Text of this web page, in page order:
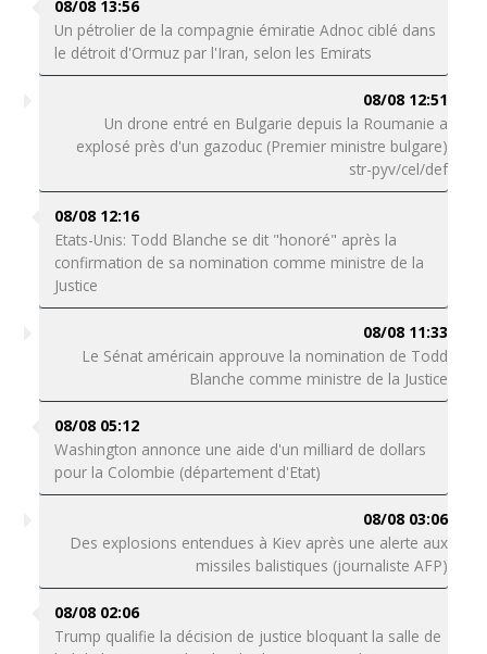
08/08 13:56
Un pétrolier de la compagnie émiratie Adnoc ciblé dans
le détroit d'Ormuz par l'Iran, selon les Emirats
08/08 12:51
Un drone entré en Bulgarie depuis la Roumanie a
explosé près d'un gazoduc (Premier ministre bulgare)
str-pyv/cel/def
08/08 12:16
Etats-Unis: Todd Blanche se dit "honoré" après la
confirmation de sa nomination comme ministre de la
Justice
08/08 11:33
Le Sénat américain approuve la nomination de Todd
Blanche comme ministre de la Justice
08/08 05:12
Washington annonce une aide d'un milliard de dollars
pour la Colombie (département d'Etat)
08/08 03:06
Des explosions entendues à Kiev après une alerte aux
missiles balistiques (journaliste AFP)
08/08 02:06
Trump qualifie la décision de justice bloquant la salle de